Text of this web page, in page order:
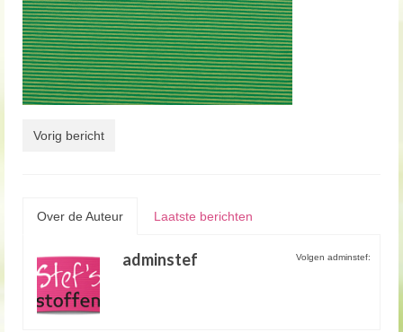
Vorig bericht
Over de Auteur Laatste berichten
Volgen adminstef:
adminstef